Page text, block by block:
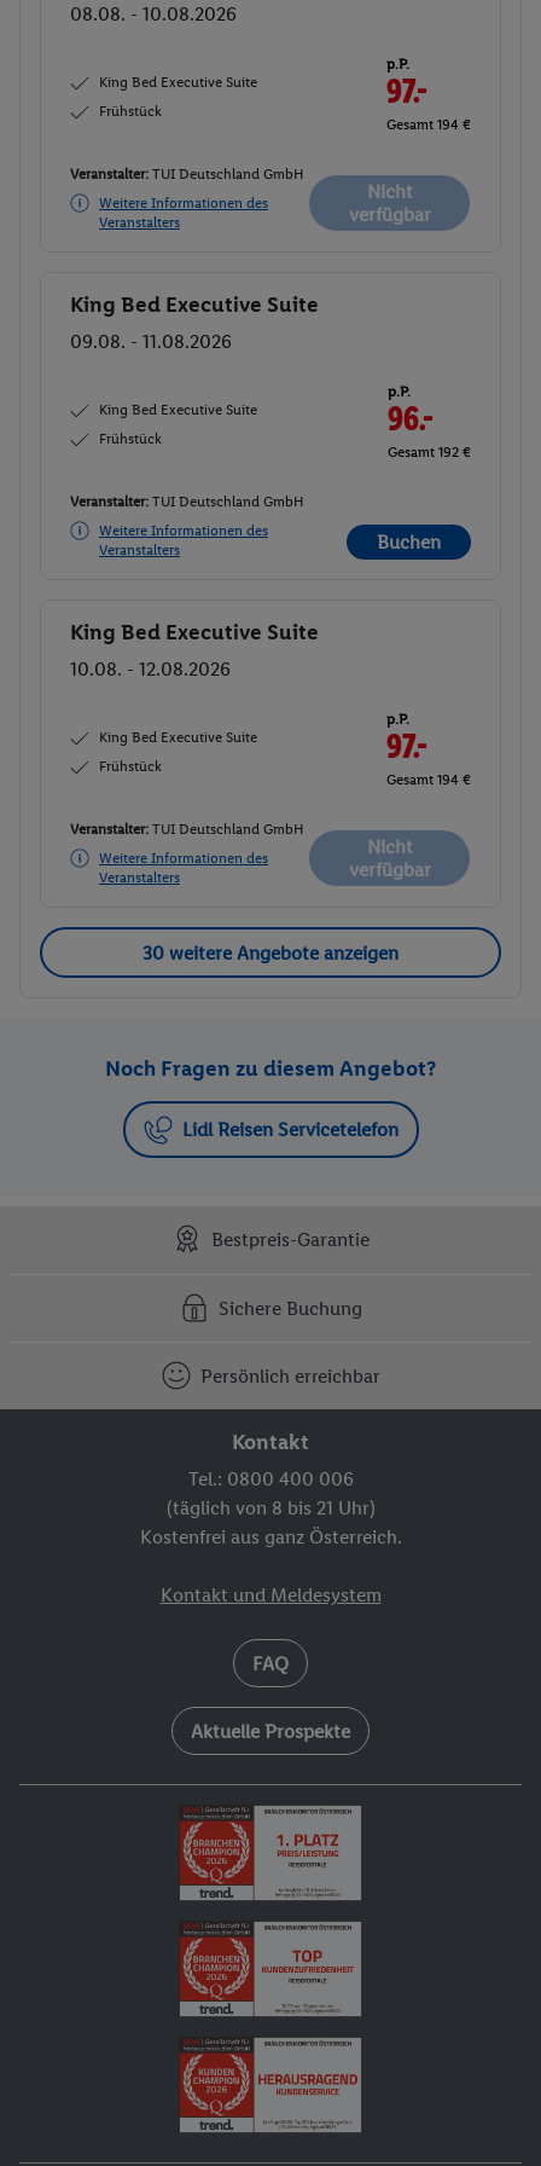
08.08. - 10.08.2026
King Bed Executive Suite
Frühstück
p.P.
97.-
Gesamt 194 €
Veranstalter: TUI Deutschland GmbH
Weitere Informationen des
Veranstalters
Nicht
verfügbar
Buchen
King Bed Executive Suite
09.08. - 11.08.2026
King Bed Executive Suite
Frühstück
p.P.
96.-
Gesamt 192 €
Veranstalter: TUI Deutschland GmbH
Weitere Informationen des
Veranstalters
Buchen
Buchen
King Bed Executive Suite
10.08. - 12.08.2026
King Bed Executive Suite
Frühstück
p.P.
97.-
Gesamt 194 €
Veranstalter: TUI Deutschland GmbH
Weitere Informationen des
Veranstalters
Nicht
verfügbar
30 weitere Angebote anzeigen
Noch Fragen zu diesem Angebot?
Lidl Reisen Servicetelefon
Bestpreis-Garantie
Sichere Buchung
Persönlich erreichbar
Kontakt
Tel.: 0800 400 006
(täglich von 8 bis 21 Uhr)
Kostenfrei aus ganz Österreich.
Kontakt und Meldesystem
FAQ
Aktuelle Prospekte